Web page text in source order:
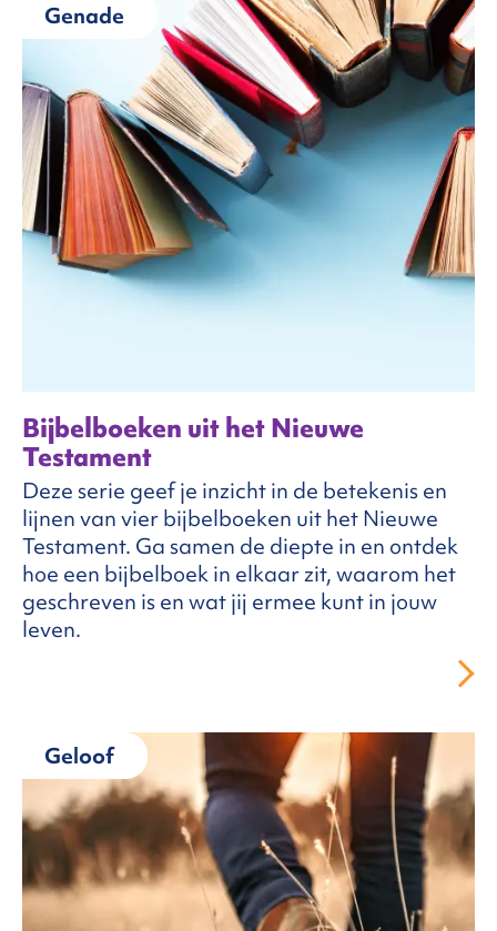
Genade
Bijbelboeken uit het Nieuwe
Testament
Deze serie geef je inzicht in de betekenis en
lijnen van vier bijbelboeken uit het Nieuwe
Testament. Ga samen de diepte in en ontdek
hoe een bijbelboek in elkaar zit, waarom het
geschreven is en wat jij ermee kunt in jouw
leven.
Geloof